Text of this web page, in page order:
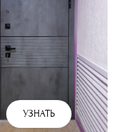
УЗНАТЬ